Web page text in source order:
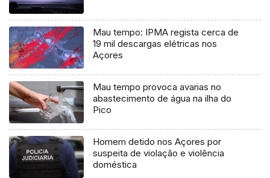
Mau tempo: IPMA regista cerca de
19 mil descargas elétricas nos
Açores
Mau tempo provoca avarias no
abastecimento de água na ilha do
Pico
Homem detido nos Açores por
suspeita de violação e violência
doméstica